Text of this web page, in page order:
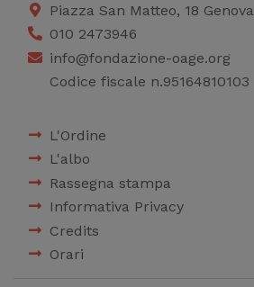
Piazza San Matteo, 18 Genova
010 2473946
info@fondazione-oage.org
Codice fiscale n.95164810103
L'Ordine
L'albo
Rassegna stampa
Informativa Privacy
Credits
Orari